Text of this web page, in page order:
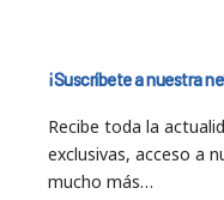
¡Suscríbete a nuestra
Recibe toda la
exclusivas, acceso a
mucho más…